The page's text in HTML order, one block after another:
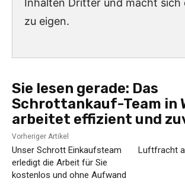
Inhalten Dritter und macht sich
zu eigen.
Sie lesen gerade: Das
Schrottankauf-Team in
arbeitet effizient und
Vorheriger Artikel
Unser Schrott Einkaufsteam
erledigt die Arbeit für Sie
kostenlos und ohne Aufwand
Luftfracht